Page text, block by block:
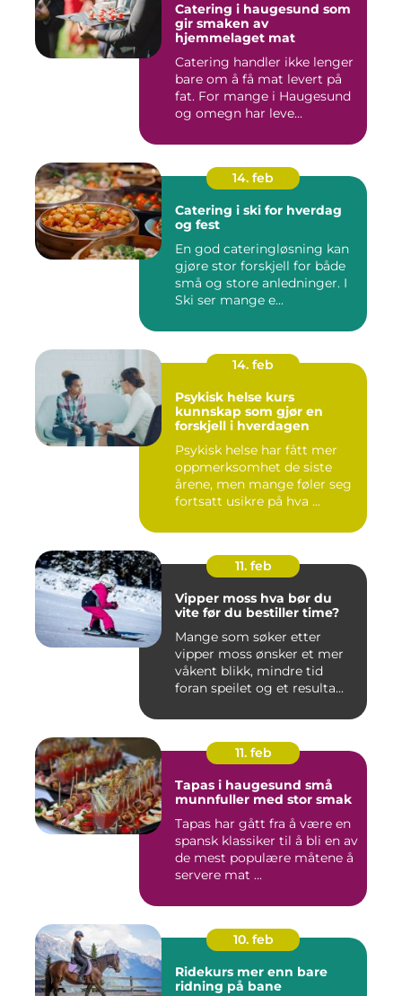
Catering i haugesund som
gir smaken av
hjemmelaget mat
Catering handler ikke lenger
bare om å få mat levert på
fat. For mange i Haugesund
og omegn har leve...
14. feb
Catering i ski for hverdag
og fest
En god cateringløsning kan
gjøre stor forskjell for både
små og store anledninger. I
Ski ser mange e...
14. feb
Psykisk helse kurs
kunnskap som gjør en
forskjell i hverdagen
Psykisk helse har fått mer
oppmerksomhet de siste
årene, men mange føler seg
fortsatt usikre på hva ...
11. feb
Vipper moss hva bør du
vite før du bestiller time?
Mange som søker etter
vipper moss ønsker et mer
våkent blikk, mindre tid
foran speilet og et resulta...
11. feb
Tapas i haugesund små
munnfuller med stor smak
Tapas har gått fra å være en
spansk klassiker til å bli en av
de mest populære måtene å
servere mat ...
10. feb
Ridekurs mer enn bare
ridning på bane